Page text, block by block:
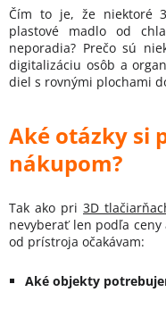
Čím to je, že niektoré
plastové madlo od
neporadia? Prečo sú
digitalizáciu osôb a
diel s rovnými plochami
Aké otázky si
nákupom?
Tak ako pri 3D
nevyberať len podľa
od prístroja očakávam:
Aké objekty